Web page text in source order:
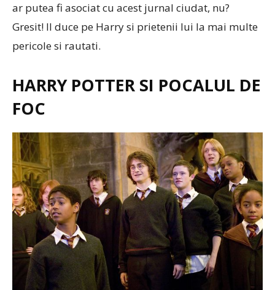
ar putea fi asociat cu acest jurnal ciudat, nu?
Gresit! Il duce pe Harry si prietenii lui la mai multe
pericole si rautati.
HARRY POTTER SI POCALUL DE
FOC